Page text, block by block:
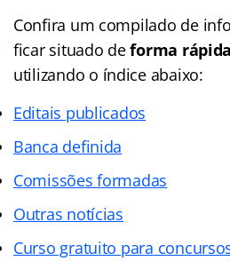
Confira um compilado de
ficar situado deforma
utilizando o índiceabaixo:
Editais publicados
Banca definida
Comissões formadas
Outras notícias
Curso gratuito para